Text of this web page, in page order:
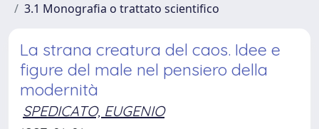
3.1 Monografia o trattato scientifico
La strana creatura del caos. Idee e
figure del male nel pensiero della
modernità
SPEDICATO, EUGENIO